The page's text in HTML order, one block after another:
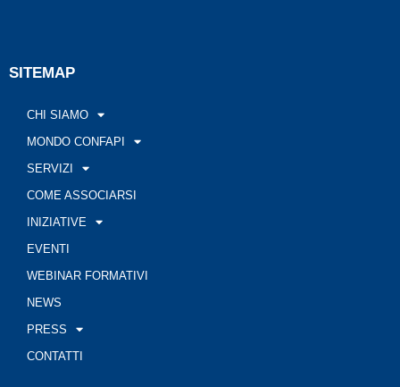
SITEMAP
CHI SIAMO
MONDO CONFAPI
SERVIZI
COME ASSOCIARSI
INIZIATIVE
EVENTI
WEBINAR FORMATIVI
NEWS
PRESS
CONTATTI